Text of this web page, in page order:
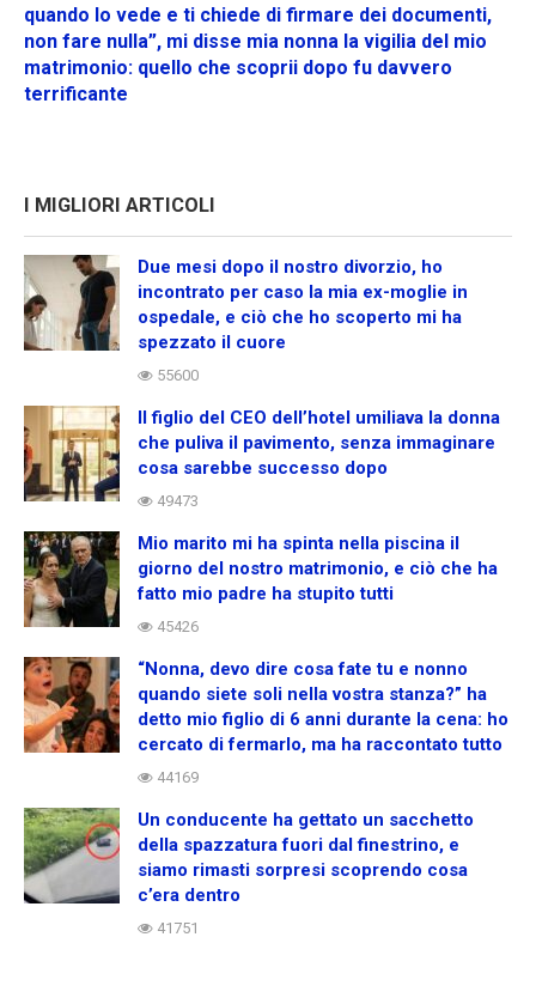
quando lo vede e ti chiede di firmare dei documenti,
non fare nulla”, mi disse mia nonna la vigilia del mio
matrimonio: quello che scoprii dopo fu davvero
terrificante
I MIGLIORI ARTICOLI
Due mesi dopo il nostro divorzio, ho
incontrato per caso la mia ex-moglie in
ospedale, e ciò che ho scoperto mi ha
spezzato il cuore
55600
Il figlio del CEO dell’hotel umiliava la donna
che puliva il pavimento, senza immaginare
cosa sarebbe successo dopo
49473
Mio marito mi ha spinta nella piscina il
giorno del nostro matrimonio, e ciò che ha
fatto mio padre ha stupito tutti
45426
“Nonna, devo dire cosa fate tu e nonno
quando siete soli nella vostra stanza?” ha
detto mio figlio di 6 anni durante la cena: ho
cercato di fermarlo, ma ha raccontato tutto
44169
Un conducente ha gettato un sacchetto
della spazzatura fuori dal finestrino, e
siamo rimasti sorpresi scoprendo cosa
c’era dentro
41751